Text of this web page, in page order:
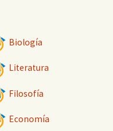
Biología
Literatura
Filosofía
Economía